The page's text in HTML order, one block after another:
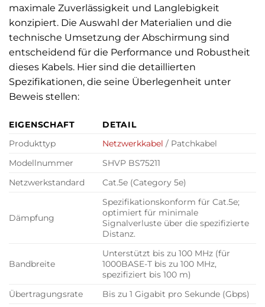
maximale Zuverlässigkeit und Langlebigkeit
konzipiert. Die Auswahl der Materialien und die
technische Umsetzung der Abschirmung sind
entscheidend für die Performance und Robustheit
dieses Kabels. Hier sind die detaillierten
Spezifikationen, die seine Überlegenheit unter
Beweis stellen:
EIGENSCHAFT
DETAIL
Produkttyp
Netzwerkkabel / Patchkabel
Modellnummer
SHVP BS75211
Netzwerkstandard
Cat.5e (Category 5e)
Dämpfung
Spezifikationskonform für Cat.5e;
optimiert für minimale
Signalverluste über die spezifizierte
Distanz.
Bandbreite
Unterstützt bis zu 100 MHz (für
1000BASE-T bis zu 100 MHz,
spezifiziert bis 100 m)
Übertragungsrate
Bis zu 1 Gigabit pro Sekunde (Gbps)